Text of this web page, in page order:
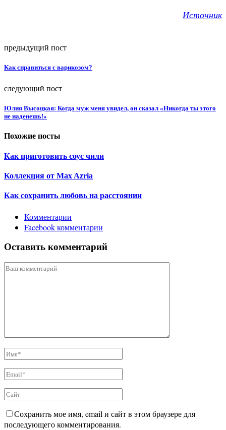
Источник
предыдущий пост
Как справиться с варикозом?
следующий пост
Юлия Высоцкая: Когда муж меня увидел, он сказал «Никогда ты этого
не наденешь!»
Похожие посты
Как приготовить соус чили
Коллекция от Max Azria
Как сохранить любовь на расстоянии
Комментарии
Facebook комментарии
Оставить комментарий
Сохранить мое имя, email и сайт в этом браузере для
последующего комментирования.